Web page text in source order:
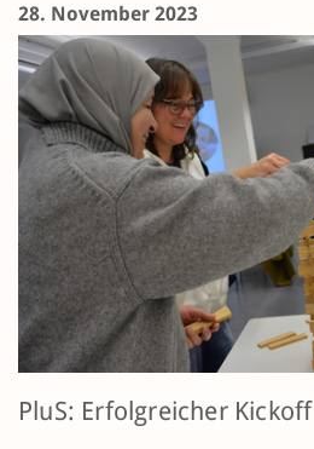
28. November 2023
PluS: Erfolgreicher Kickoff